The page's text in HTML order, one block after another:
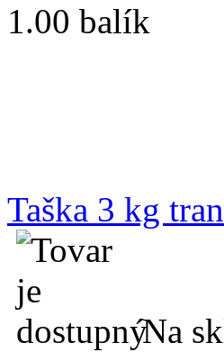
1.00 balík
Taška 3 kg
Na